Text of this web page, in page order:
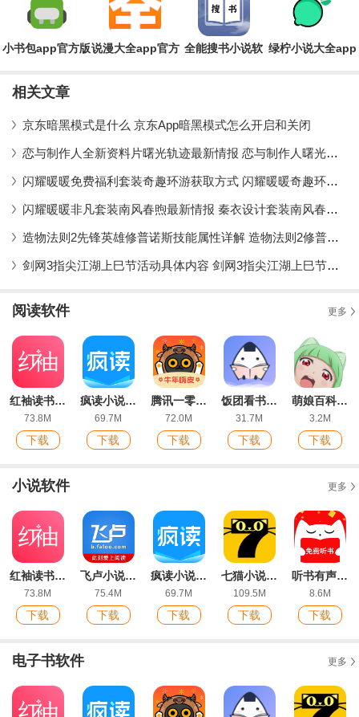
小书包app官方版说漫大全app官方 全能搜书小说软 绿柠小说大全app
相关文章
京东暗黑模式是什么 京东App暗黑模式怎么开启和关闭
恋与制作人全新资料片曙光轨迹最新情报 恋与制作人曙光轨迹主线剧情更新首曝
闪耀暖暖免费福利套装奇趣环游获取方式 闪耀暖暖奇趣环游套装最新情报
闪耀暖暖非凡套装南风春煦最新情报 秦衣设计套装南风春煦获取方式
造物法则2先锋英雄修普诺斯技能属性详解 造物法则2修普诺斯技能最新情报
剑网3指尖江湖上巳节活动具体内容 剑网3指尖江湖上巳节活动最新情报
阅读软件 更多
红袖读书官方版
73.8M
下载
疯读小说app官方版
69.7M
下载
腾讯一零零一app官方版
72.0M
下载
饭团看书旧版
31.7M
下载
萌娘百科 α官方网页版
3.2M
下载
小说软件 更多
红袖读书官方版
73.8M
下载
飞卢小说App最新版
75.4M
下载
疯读小说app官方版
69.7M
下载
七猫小说ios版
109.5M
下载
听书有声免费小说app免费版
8.6M
下载
电子书软件 更多